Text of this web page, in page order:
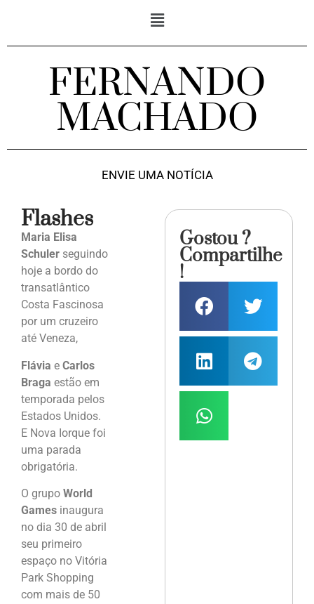
FERNANDO
MACHADO
ENVIE UMA NOTÍCIA
Flashes
Maria Elisa
Schuler seguindo
hoje a bordo do
transatlântico
Costa Fascinosa
por um cruzeiro
até Veneza,
Flávia e Carlos
Braga estão em
temporada pelos
Estados Unidos.
E Nova Iorque foi
uma parada
obrigatória.
O grupo World
Games inaugura
no dia 30 de abril
seu primeiro
espaço no Vitória
Park Shopping
com mais de 50
Gostou ?
Compartilhe
!